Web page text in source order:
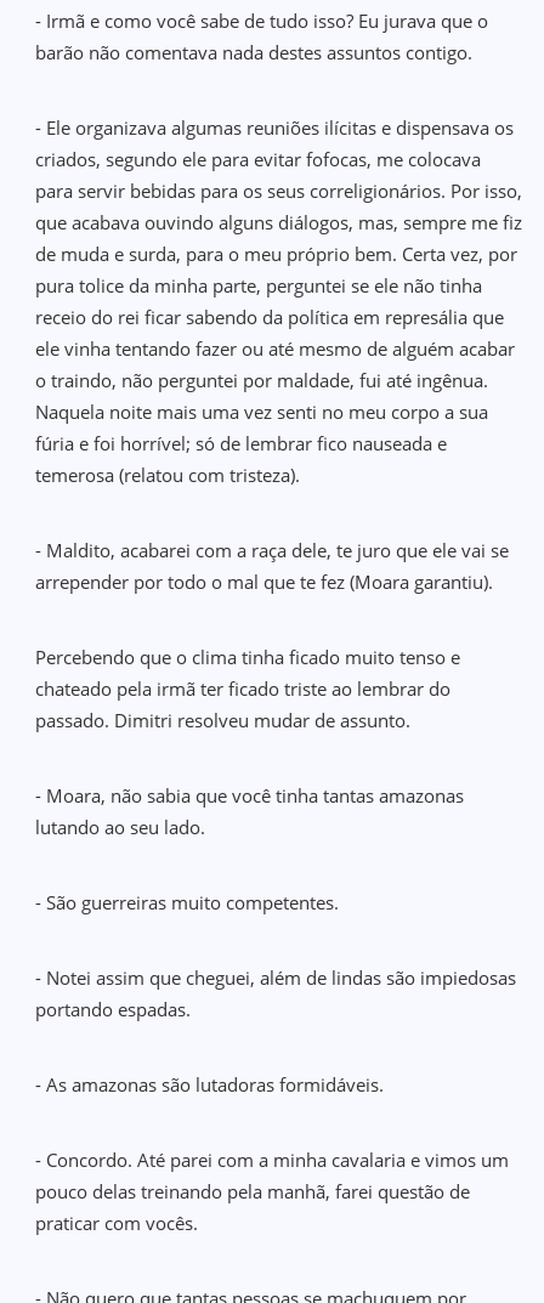
- Irmã e como você sabe de tudo isso? Eu jurava que o
barão não comentava nada destes assuntos contigo.
- Ele organizava algumas reuniões ilícitas e dispensava os
criados, segundo ele para evitar fofocas, me colocava
para servir bebidas para os seus correligionários. Por isso,
que acabava ouvindo alguns diálogos, mas, sempre me fiz
de muda e surda, para o meu próprio bem. Certa vez, por
pura tolice da minha parte, perguntei se ele não tinha
receio do rei ficar sabendo da política em represália que
ele vinha tentando fazer ou até mesmo de alguém acabar
o traindo, não perguntei por maldade, fui até ingênua.
Naquela noite mais uma vez senti no meu corpo a sua
fúria e foi horrível; só de lembrar fico nauseada e
temerosa (relatou com tristeza).
- Maldito, acabarei com a raça dele, te juro que ele vai se
arrepender por todo o mal que te fez (Moara garantiu).
Percebendo que o clima tinha ficado muito tenso e
chateado pela irmã ter ficado triste ao lembrar do
passado. Dimitri resolveu mudar de assunto.
- Moara, não sabia que você tinha tantas amazonas
lutando ao seu lado.
- São guerreiras muito competentes.
- Notei assim que cheguei, além de lindas são impiedosas
portando espadas.
- As amazonas são lutadoras formidáveis.
- Concordo. Até parei com a minha cavalaria e vimos um
pouco delas treinando pela manhã, farei questão de
praticar com vocês.
- Não quero que tantas pessoas se machuquem por